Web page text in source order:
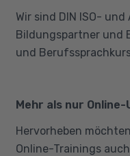
Wir sind DIN ISO-
Bildungspartner und
und
Mehr als nur
Hervorheben
Online-Trainings